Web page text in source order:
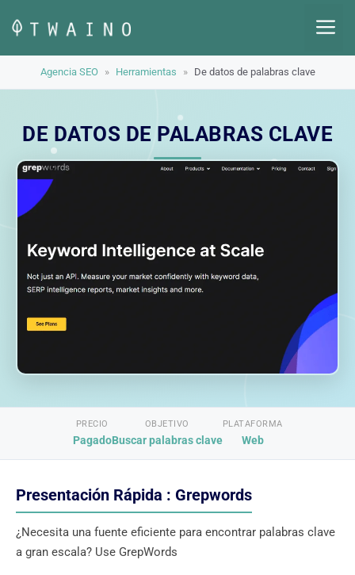
contenido
Agencia SEO » Herramientas » De datos de palabras clave
DE DATOS DE PALABRAS CLAVE
PRECIO
Pagado
OBJETIVO
Buscar palabras clave
PLATAFORMA
Web
Presentación Rápida : Grepwords
¿Necesita una fuente eficiente para encontrar palabras clave
a gran escala? Use GrepWords